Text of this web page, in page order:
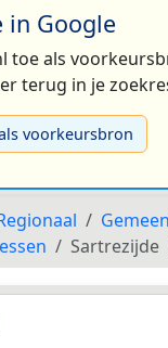
in Google
toe als
terug in je
voorkeursbron
Sartrezijde